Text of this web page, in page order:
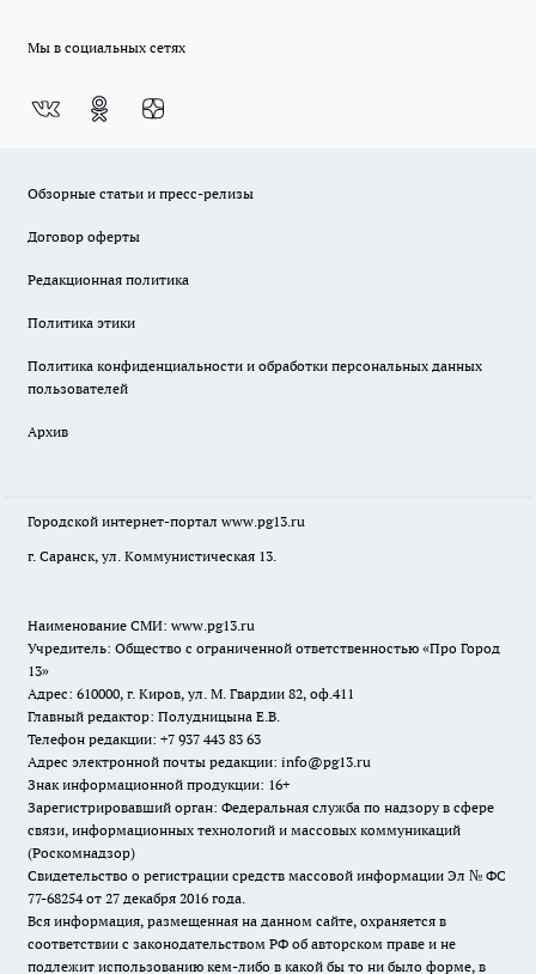
Мы в социальных сетях
Обзорные статьи и пресс-релизы
Договор оферты
Редакционная политика
Политика этики
Политика конфиденциальности и обработки персональных данных
пользователей
Архив
Городской интернет-портал www.pg13.ru
г. Саранск, ул. Коммунистическая 13.
Наименование СМИ: www.pg13.ru
Учредитель: Общество с ограниченной ответственностью «Про Город
13»
Адрес: 610000, г. Киров, ул. М. Гвардии 82, оф.411
Главный редактор: Полудницына Е.В.
Телефон редакции: +7 937 443 83 63
Адрес электронной почты редакции: info@pg13.ru
Знак информационной продукции: 16+
Зарегистрировавший орган: Федеральная служба по надзору в сфере
связи, информационных технологий и массовых коммуникаций
(Роскомнадзор)
Свидетельство о регистрации средств массовой информации Эл № ФС
77-68254 от 27 декабря 2016 года.
Вся информация, размещенная на данном сайте, охраняется в
соответствии с законодательством РФ об авторском праве и не
подлежит использованию кем-либо в какой бы то ни было форме, в